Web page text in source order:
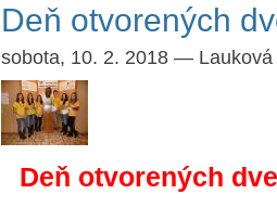
Deň otvorených
sobota, 10. 2. 2018 — Lauková
Deň otvorených